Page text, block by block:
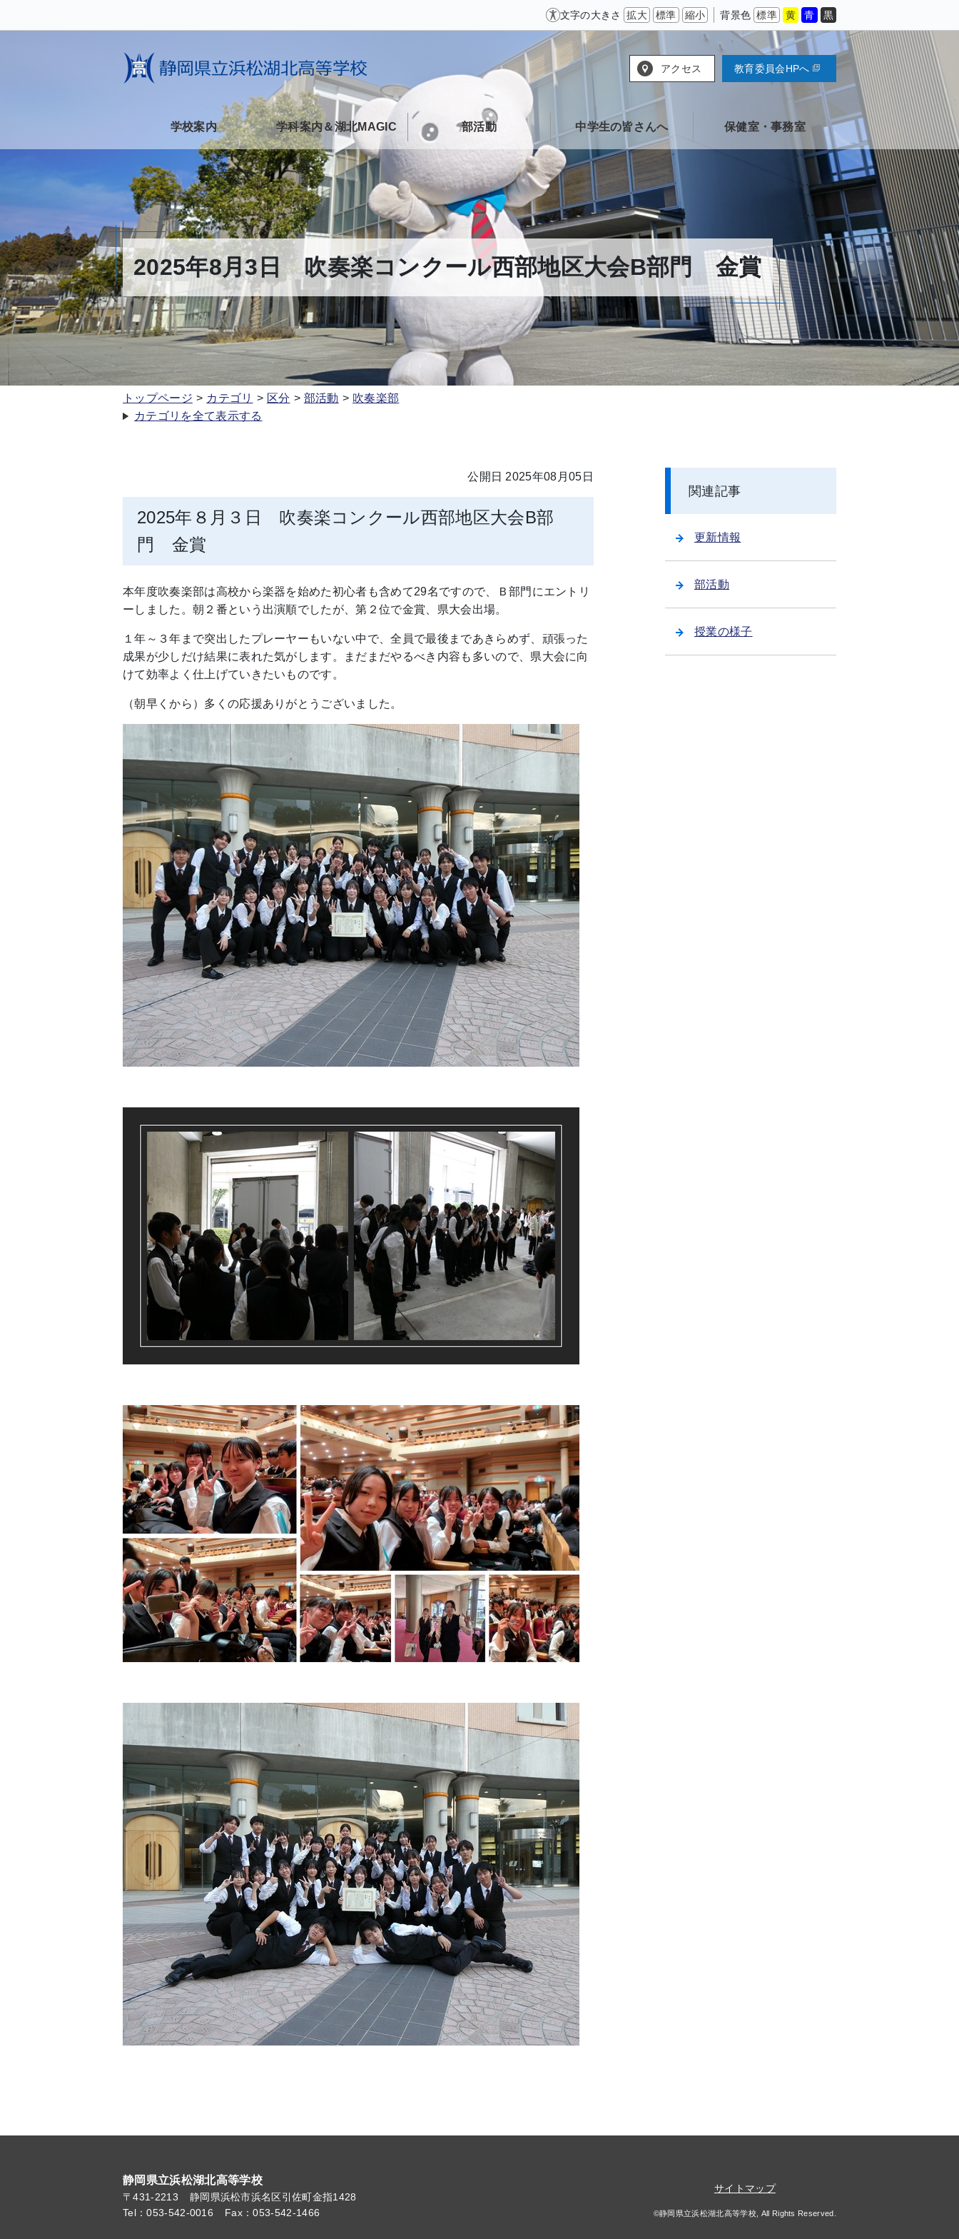
文字の大きさ 拡大 標準 縮小 背景色 標準 黄 青 黒
アクセス 教育委員会HPへ
学校案内 学科案内＆湖北MAGIC 部活動 中学生の皆さんへ 保健室・事務室
2025年8月3日 吹奏楽コンクール西部地区大会B部門 金賞
トップページ カテゴリ 区分 部活動
吹奏楽部
カテゴリを全て表示する
公開日 2025年08月05日
2025年８月３日 吹奏楽コンクール西部地区大会B部
門 金賞
本年度吹奏楽部は高校から楽器を始めた初心者も含めて29名ですので、Ｂ部門にエントリ
ーしました。朝２番という出演順でしたが、第２位で金賞、県大会出場。
１年～３年まで突出したプレーヤーもいない中で、全員で最後まであきらめず、頑張った
成果が少しだけ結果に表れた気がします。まだまだやるべき内容も多いので、県大会に向
けて効率よく仕上げていきたいものです。
（朝早くから）多くの応援ありがとうございました。
関連記事
更新情報
部活動
授業の様子
静岡県立浜松湖北高等学校
〒431-2213
静岡県浜松市浜名区引佐町金指1428
Tel：053-542-0016
Fax：053-542-1466
サイトマップ
©静岡県立浜松湖北高等学校, All Rights Reserved.